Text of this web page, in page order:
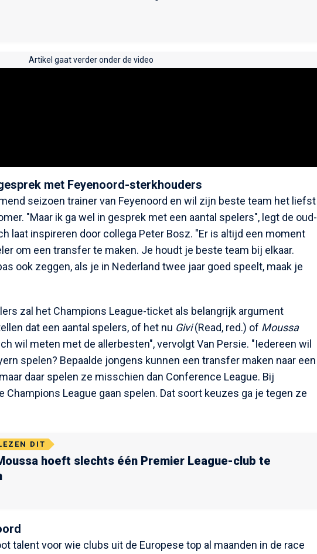
Artikel gaat verder onder de video
met Feyenoord-sterkhouders
seizoen trainer van Feyenoord en wil zijn beste team het liefst
"Maar ik ga wel in gesprek met een aantal spelers", legt de oud-
laat inspireren door collega Peter Bosz. "Er is altijd een moment
om een transfer te maken. Je houdt je beste team bij elkaar.
ook zeggen, als je in Nederland twee jaar goed speelt, maak je
zal het Champions League-ticket als belangrijk argument
dat een aantal spelers, of het nu Givi(Read, red.) of Moussa
wil meten met de allerbesten", vervolgt Van Persie. "Iedereen wil
spelen? Bepaalde jongens kunnen een transfer maken naar een
daar spelen ze misschien dan Conference League. Bij
Champions League gaan spelen. Dat soort keuzes ga je tegen ze
DIT
hoeft slechts één Premier League-club te
talent voor wie clubs uit de Europese top al maanden in de race